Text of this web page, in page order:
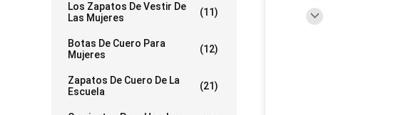
Los Zapatos De Vestir De
Las Mujeres
(11)
Botas De Cuero Para
Mujeres
(12)
Zapatos De Cuero De La
Escuela
(21)